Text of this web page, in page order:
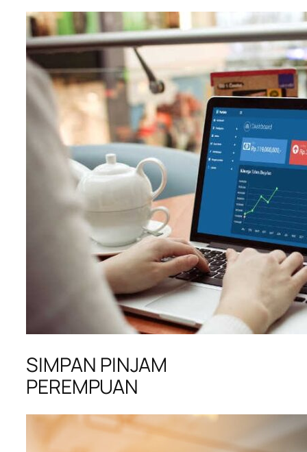
SIMPAN PINJAM
PEREMPUAN